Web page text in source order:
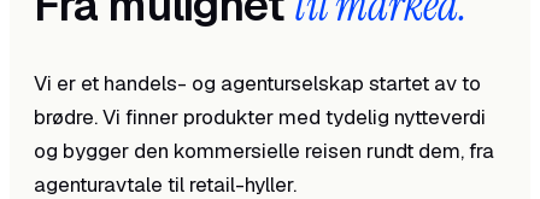
Vi er et handels- og agenturselskap startet av to
brødre. Vi finner produkter med tydelig nytteverdi
og bygger den kommersielle reisen rundt dem, fra
agenturavtale til retail-hyller.